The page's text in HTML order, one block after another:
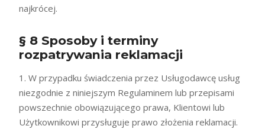
najkrócej.
§ 8 Sposoby i terminy
rozpatrywania reklamacji
1. W przypadku świadczenia przez Usługodawcę usług
niezgodnie z niniejszym Regulaminem lub przepisami
powszechnie obowiązującego prawa, Klientowi lub
Użytkownikowi przysługuje prawo złożenia reklamacji.